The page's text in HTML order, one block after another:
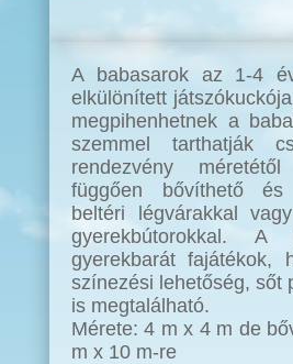
A babasarok az 1-4
elkülönített
megpihenhetnek a
szemmel tarthatják
rendezvény
függően bővíthető és
beltéri légvárakkal
gyerekbútorokkal. A
gyerekbarát fajátékok,
színezési lehetőség, sőt
is megtalálható.
Mérete: 4 m x 4 m de
m x 10 m-re